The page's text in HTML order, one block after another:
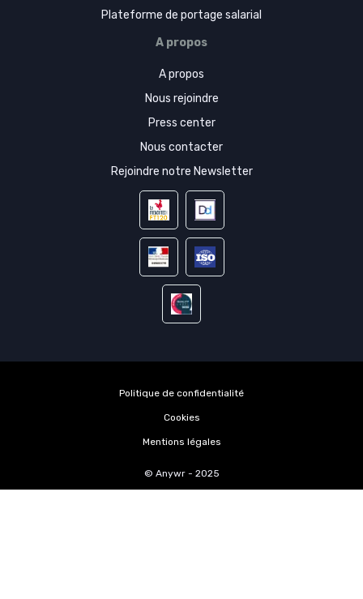
Plateforme de portage salarial
A propos
A propos
Nous rejoindre
Press center
Nous contacter
Rejoindre notre Newsletter
Politique de confidentialité
Cookies
Mentions légales
© Anywr - 2025